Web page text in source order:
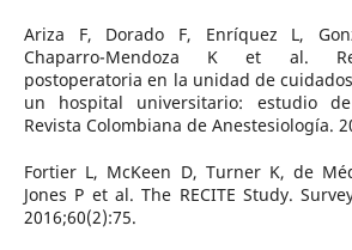
Ariza F, Dorado F, Enríquez L,
Chaparro-Mendoza K et al.
postoperatoria en la unidad de
un hospital universitario: estudio
Revista Colombiana de Anestesiología.
Fortier L, McKeen D, Turner K, de
Jones P et al. The RECITE Study.
2016;60(2):75.